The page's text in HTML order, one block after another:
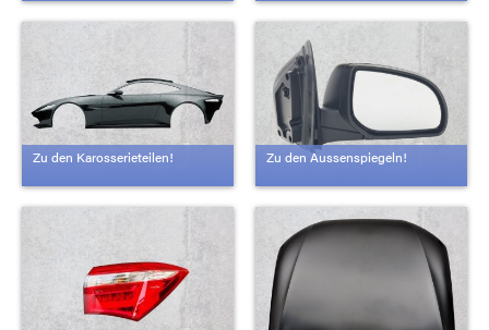
Zu den Karosserieteilen! Zu den Aussenspiegeln!